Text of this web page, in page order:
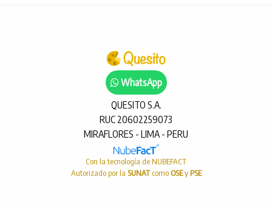
WhatsApp
QUESITO S.A.
RUC 20602259073
MIRAFLORES - LIMA - PERU
Con la tecnología de NUBEFACT
Autorizado por la SUNATcomo OSEyPSE